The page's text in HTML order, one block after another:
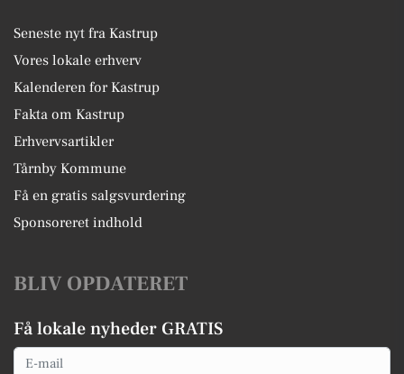
Seneste nyt fra Kastrup
Vores lokale erhverv
Kalenderen for Kastrup
Fakta om Kastrup
Erhvervsartikler
Tårnby Kommune
Få en gratis salgsvurdering
Sponsoreret indhold
BLIV OPDATERET
Få lokale nyheder GRATIS
Email